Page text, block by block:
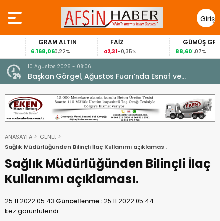
Giriş
Yap
GRAM ALTIN
6.168,060,22%
FAİZ
42,31 -0,35%
GÜMÜŞ GRAM
88,60 1,07%
10 Ağustos 2026 - 08:06
Başkan Görgel, Ağustos Fuarı’nda Esnaf ve
Vatandaşlarla Buluştu.
ANASAYFA
GENEL
Sağlık Müdürlüğünden Bilinçli İlaç Kullanımı açıklaması.
Sağlık Müdürlüğünden Bilinçli İlaç
Kullanımı açıklaması.
25.11.2022 05:43 Güncellenme :25.11.2022 05:44
kez görüntülendi